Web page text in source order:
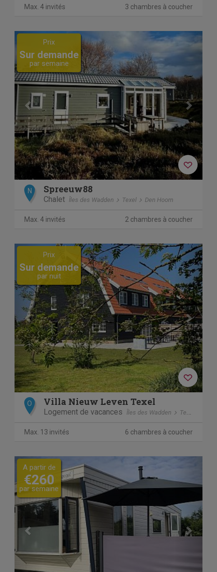
Max. 4 invités 3 chambres à coucher
Previous Next
Prix
Sur demande
par semaine
N Spreeuw88
Chalet Îles des Wadden Texel Den Hoorn
Max. 4 invités 2 chambres à coucher
Previous Next
Prix
Sur demande
par nuit
O Villa Nieuw Leven Texel
Logement de vacances Îles des Wadden Texel
Max. 13 invités 6 chambres à coucher
Previous
A partir de
€260
par semaine